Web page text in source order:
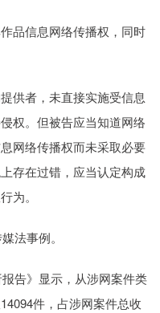
品信息网络传播权，同时
供者，未直接实施受信息
权。但被告应当知道网络
网络传播权而未采取必要
存在过错，应当认定构成
为。
法事例。
告》显示，从涉网案件类
件，占涉网案件总收